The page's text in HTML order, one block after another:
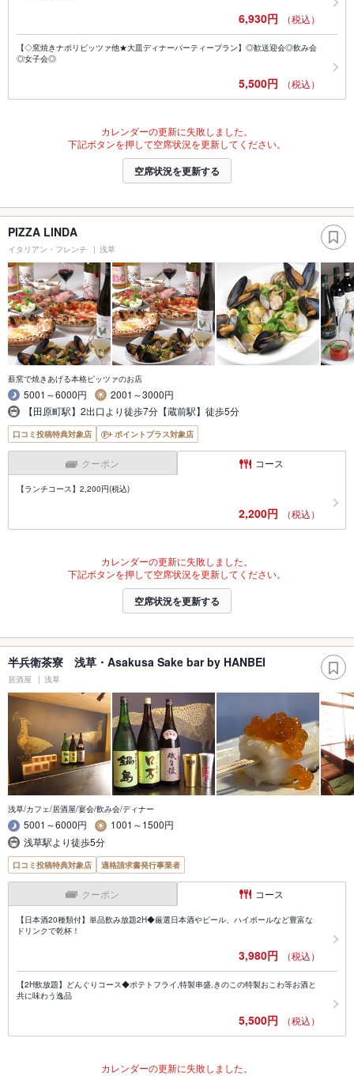
6,930円 （税込）
【◇窯焼きナポリピッツァ他★大皿ディナーパーティープラン】◎歓送迎会◎飲み会
◎女子会◎
5,500円 （税込）
カレンダーの更新に失敗しました。
下記ボタンを押して空席状況を更新してください。
空席状況を更新する
PIZZA LINDA
イタリアン・フレンチ 浅草
薪窯で焼きあげる本格ピッツァのお店
5001～6000円
2001～3000円
【田原町駅】2出口より徒歩7分【蔵前駅】徒歩5分
口コミ投稿特典対象店 ポイントプラス対象店
クーポン コース
【ランチコース】2,200円(税込)
2,200円 （税込）
カレンダーの更新に失敗しました。
下記ボタンを押して空席状況を更新してください。
空席状況を更新する
半兵衛茶寮 浅草・Asakusa Sake bar by HANBEI
居酒屋 浅草
浅草/カフェ/居酒屋/宴会/飲み会/ディナー
5001～6000円
1001～1500円
浅草駅より徒歩5分
口コミ投稿特典対象店 適格請求書発行事業者
クーポン コース
【日本酒20種類付】単品飲み放題2H◆厳選日本酒やビール、ハイボールなど豊富な
ドリンクで乾杯！
3,980円 （税込）
【2H飲放題】どんぐりコース◆ポテトフライ,特製串盛,きのこの特製おこわ等お酒と
共に味わう逸品
5,500円 （税込）
カレンダーの更新に失敗しました。